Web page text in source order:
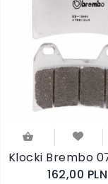
Klocki Brembo
162,00 PLN